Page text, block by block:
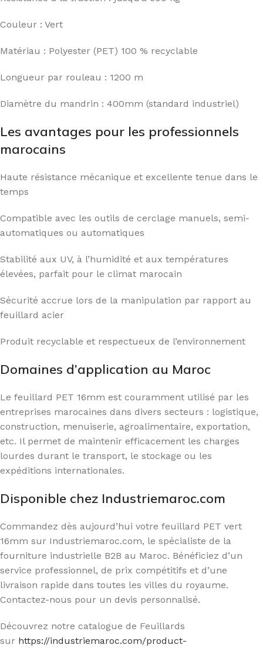
Couleur : Vert
Matériau : Polyester (PET) 100 % recyclable
Longueur par rouleau : 1200 m
Diamètre du mandrin : 400mm (standard industriel)
Les avantages pour les professionnels
marocains
Haute résistance mécanique et excellente tenue dans le
temps
Compatible avec les outils de cerclage manuels, semi-
automatiques ou automatiques
Stabilité aux UV, à l’humidité et aux températures
élevées, parfait pour le climat marocain
Sécurité accrue lors de la manipulation par rapport au
feuillard acier
Produit recyclable et respectueux de l’environnement
Domaines d’application au Maroc
Le feuillard PET 16mm est couramment utilisé par les
entreprises marocaines dans divers secteurs : logistique,
construction, menuiserie, agroalimentaire, exportation,
etc. Il permet de maintenir efficacement les charges
lourdes durant le transport, le stockage ou les
expéditions internationales.
Disponible chez Industriemaroc.com
Commandez dès aujourd’hui votre feuillard PET vert
16mm sur Industriemaroc.com, le spécialiste de la
fourniture industrielle B2B au Maroc. Bénéficiez d’un
service professionnel, de prix compétitifs et d’une
livraison rapide dans toutes les villes du royaume.
Contactez-nous pour un devis personnalisé.
Découvrez notre catalogue de Feuillards
sur https://industriemaroc.com/product-